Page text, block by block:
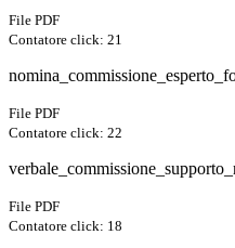
File PDF
Contatore click: 21
File PDF
Contatore click: 22
File PDF
Contatore click: 18